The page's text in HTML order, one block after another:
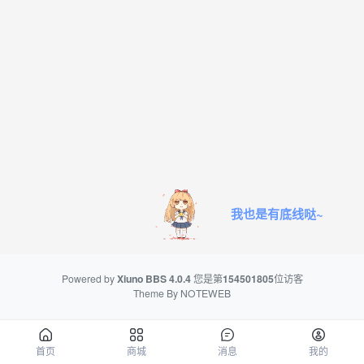
我也是有底线哒~
Powered byXiuno BBS4.0.4 您是第154501805位访客
Theme By NOTEWEB
首页 商城 消息 我的